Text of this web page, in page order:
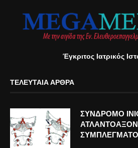
Έγκριτος Ιατρικός
ΤΕΛΕΥΤΑΊΑ ΆΡΘΡΑ
ΣΥΝΔΡΟΜΟ